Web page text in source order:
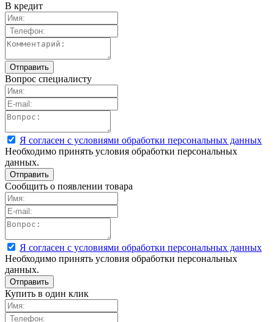
В кредит
Вопрос специалисту
Я согласен с условиями обработки персональных данных
Необходимо принять условия обработки персональных
данных.
Сообщить о появлении товара
Я согласен с условиями обработки персональных данных
Необходимо принять условия обработки персональных
данных.
Купить в один клик